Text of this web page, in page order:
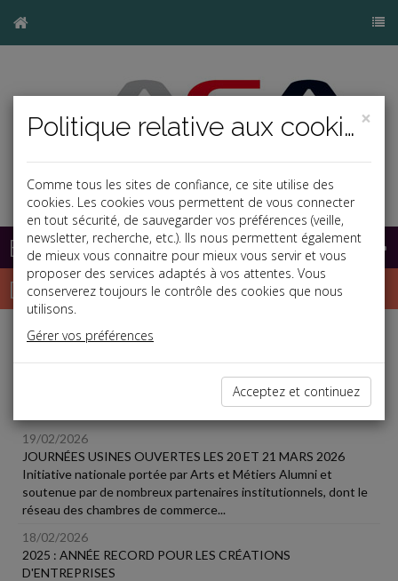
Base documentaire
Dépêches
Liste des dernières dépêches
19/02/2026
JOURNÉES USINES OUVERTES LES 20 ET 21 MARS 2026
Initiative nationale portée par Arts et Métiers Alumni et
soutenue par de nombreux partenaires institutionnels, dont le
réseau des chambres de commerce...
18/02/2026
2025 : ANNÉE RECORD POUR LES CRÉATIONS
D'ENTREPRISES
×
Politique relative aux cookies
Comme tous les sites de confiance, ce site utilise des
cookies. Les cookies vous permettent de vous connecter
en tout sécurité, de sauvegarder vos préférences (veille,
newsletter, recherche, etc.). Ils nous permettent également
de mieux vous connaitre pour mieux vous servir et vous
proposer des services adaptés à vos attentes. Vous
conserverez toujours le contrôle des cookies que nous
utilisons.
Gérer vos préférences
Acceptez et continuez